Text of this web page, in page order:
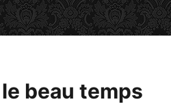
beau temps